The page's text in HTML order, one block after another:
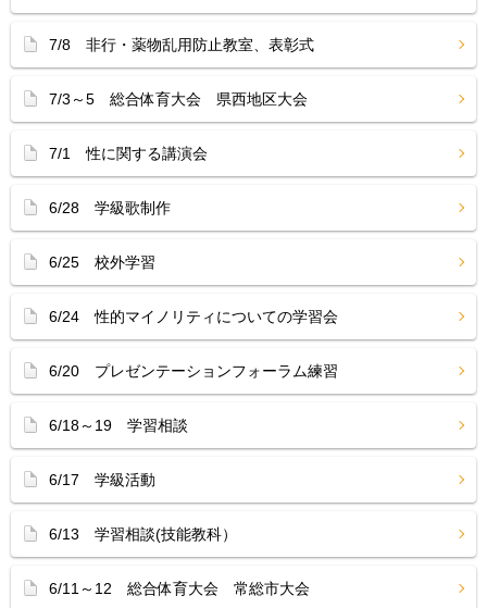
7/8 非行・薬物乱用防止教室、表彰式
7/3～5 総合体育大会 県西地区大会
7/1 性に関する講演会
6/28 学級歌制作
6/25 校外学習
6/24 性的マイノリティについての学習会
6/20 プレゼンテーションフォーラム練習
6/18～19 学習相談
6/17 学級活動
6/13 学習相談(技能教科）
6/11～12 総合体育大会 常総市大会